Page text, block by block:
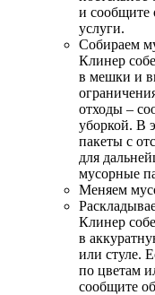
и сообщите
услуги.
Собираем
Клинер
в мешки и
отходы –
уборкой. В
пакеты с
для
мусорные
Меняем
Клинер
в
или стуле.
по цветам
сообщите